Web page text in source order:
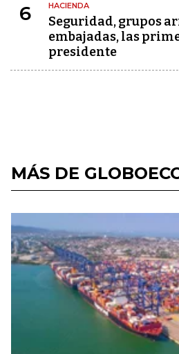
6 HACIENDA
Seguridad, grupos
embajadas, las
presidente
MÁS DE